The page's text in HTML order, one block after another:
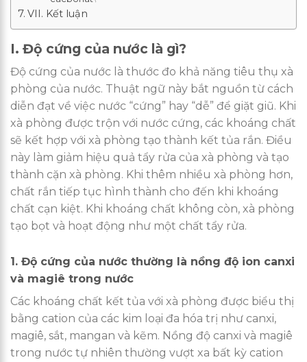
VII. Kết luận
I. Độ cứng của nước là gì?
Độ cứng của nước là thước đo khả năng tiêu thụ xà
phòng của nước. Thuật ngữ này bắt nguồn từ cách
diễn đạt về việc nước “cứng” hay “dễ” để giặt giũ. Khi
xà phòng được trộn với nước cứng, các khoáng chất
sẽ kết hợp với xà phòng tạo thành kết tủa rắn. Điều
này làm giảm hiệu quả tẩy rửa của xà phòng và tạo
thành cặn xà phòng. Khi thêm nhiều xà phòng hơn,
chất rắn tiếp tục hình thành cho đến khi khoáng
chất cạn kiệt. Khi khoáng chất không còn, xà phòng
tạo bọt và hoạt động như một chất tẩy rửa.
1. Độ cứng của nước thường là nồng độ ion canxi
và magiê trong nước
Các khoáng chất kết tủa với xà phòng được biểu thị
bằng cation của các kim loại đa hóa trị như canxi,
magiê, sắt, mangan và kẽm. Nồng độ canxi và magiê
trong nước tự nhiên thường vượt xa bất kỳ cation